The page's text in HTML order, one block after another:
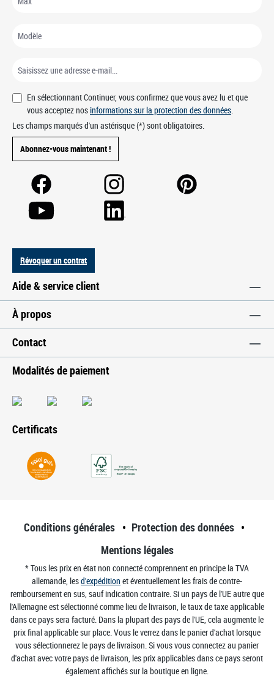
En sélectionnant Continuer, vous confirmez que vous avez lu et que
vous acceptez nosinformations sur la protection des données.
Les champs marqués d'un astérisque (*) sont obligatoires.
Abonnez-vous maintenant !
Révoquer un contrat
Aide & service client
À propos
Contact
Modalités de paiement
Certificats
Conditions générales
Protection des données
Mentions légales
* Tous les prix en état non connecté comprennent en principe la TVA
allemande, lesd'expédition et éventuellement les frais de contre-
remboursement en sus, sauf indication contraire. Si un pays de l'UE autre que
l'Allemagne est sélectionné comme lieu de livraison, le taux de taxe applicable
dans ce pays sera facturé. Dans la plupart des pays de l'UE, cela augmente le
prix final applicable sur place. Vous le verrez dans le panier d'achat lorsque
vous sélectionnerez le pays de livraison. Si vous vous connectez au panier
d'achat avec votre pays de livraison, les prix applicables dans ce pays seront
également affichés sur la boutique en ligne.